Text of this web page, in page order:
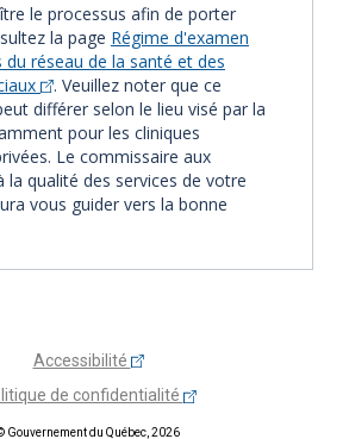
le processus afin de porter
la page Régime d'examen
du réseau de la santé et des
. Veuillez noter que ce
différer selon le lieu visé par la
pour les cliniques
Le commissaire aux
la qualité des services de votre
vous guider vers la bonne
Accessibilité
de confidentialité
Gouvernement du Québec, 2026